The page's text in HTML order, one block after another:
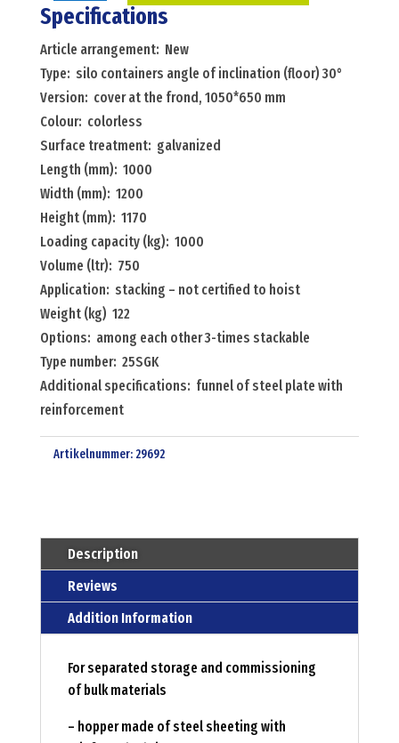
silo
containers
angle
of
inclination
(floor)
30°
cover
at
the
frond,
1050*650
mm
Menge
Specifications
Article arrangement: New
Type: silo containers angle of inclination (floor) 30°
Version: cover at the frond, 1050*650 mm
Colour: colorless
Surface treatment: galvanized
Length (mm): 1000
Width (mm): 1200
Height (mm): 1170
Loading capacity (kg): 1000
Volume (ltr): 750
Application: stacking – not certified to hoist
Weight (kg) 122
Options: among each other 3-times stackable
Type number: 25SGK
Additional specifications: funnel of steel plate with
reinforcement
Artikelnummer: 29692
Description
Reviews
Addition Information
For separated storage and commissioning
of bulk materials
– hopper made of steel sheeting with